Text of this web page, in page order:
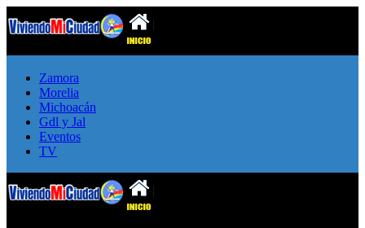
Zamora
Morelia
Michoacán
Gdl y Jal
Eventos
TV